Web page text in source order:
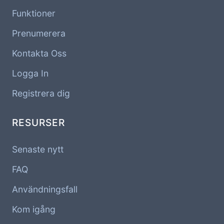
Funktioner
Prenumerera
Kontakta Oss
Logga In
Registrera dig
RESURSER
Senaste nytt
FAQ
Användningsfall
Kom igång